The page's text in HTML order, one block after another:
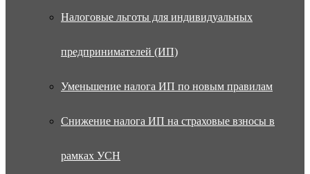
Налоговые льготы для индивидуальных
предпринимателей (ИП)
Уменьшение налога ИП по новым правилам
Снижение налога ИП на страховые взносы в
рамках УСН